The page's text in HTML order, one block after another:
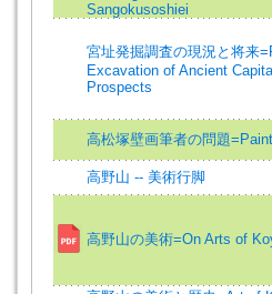
Sangokusoshiei
宮址発掘調査の現況と将来
Excavation of Ancient
Prospects
高松塚壁画筆者の問題
高野山 -- 美術行脚
高野山の美術=On Arts of